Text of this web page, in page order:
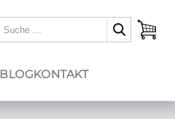
BLOGKONTAKT